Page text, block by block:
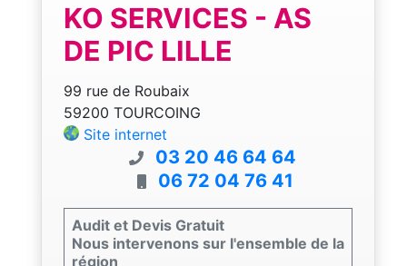
KO SERVICES - AS
DE PIC LILLE
99 rue de Roubaix
59200 TOURCOING
Site internet
03 20 46 64 64
06 72 04 76 41
Audit et Devis Gratuit
Nous intervenons sur l'ensemble de la
région